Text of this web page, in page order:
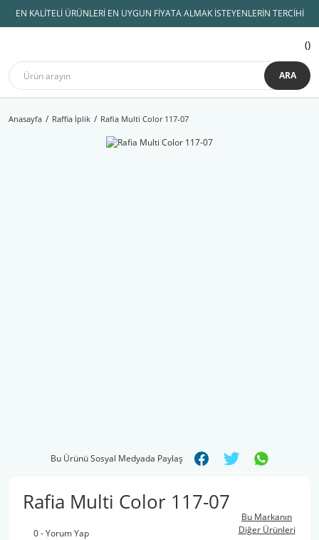
EN KALİTELİ ÜRÜNLERİ EN UYGUN FİYATA ALMAK İSTEYENLERİN TERCİHİ
ARA
Anasayfa Raffia İplik Rafia Multi Color 117-07
Bu Ürünü Sosyal Medyada Paylaş
Rafia Multi Color 117-07
0 - Yorum Yap
Bu Markanın
Diğer Ürünleri